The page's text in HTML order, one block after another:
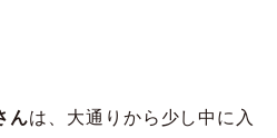
んは、大通りから少し中に入